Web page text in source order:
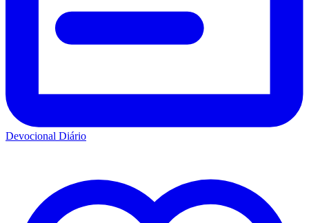
Devocional Diário